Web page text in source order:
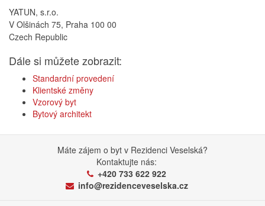
YATUN, s.r.o.
V Olšinách 75, Praha 100 00
Czech Republic
Dále si můžete zobrazit:
Standardní provedení
Klientské změny
Vzorový byt
Bytový architekt
Máte zájem o byt v Rezidenci Veselská?
Kontaktujte nás:
+420 733 622 922
info@rezidenceveselska.cz